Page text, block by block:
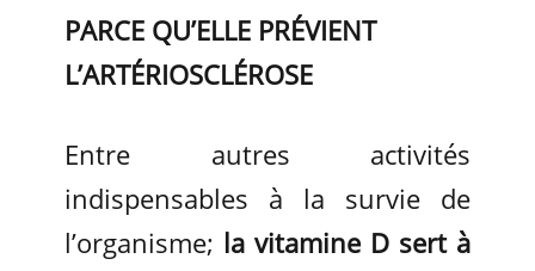
PARCE QU’ELLE PRÉVIENT
L’ARTÉRIOSCLÉROSE
Entre autres activités
indispensables à la survie de
l’organisme; la vitamine D sert à